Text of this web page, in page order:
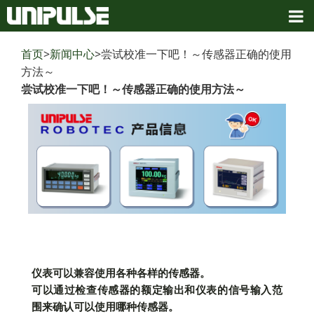
首页>新闻中心>尝试校准一下吧！～传感器正确的使用
方法～
尝试校准一下吧！～传感器正确的使用方法～
仪表可以兼容使用各种各样的传感器。
可以通过检查传感器的额定输出和仪表的信号输入范
围来确认可以使用哪种传感器。